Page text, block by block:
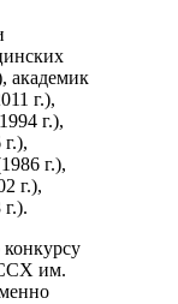
академик
г.),
г.),
г.),
г.),
им.